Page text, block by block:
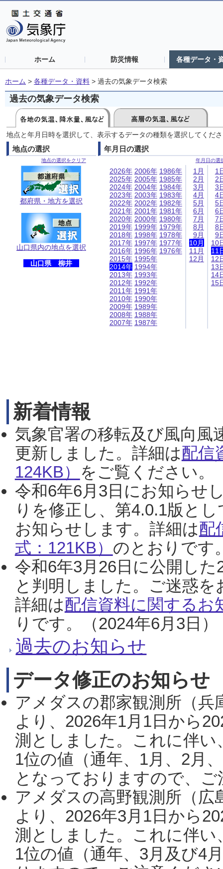
ホーム 防災情報 各種データ・
ホーム > 各種データ・資料 > 過去の気象データ検索
過去の気象データ検索
地点と年月日時を選択して、表示するデータの種類を選択してくだ
地点の選択
地点の選択をクリア
都府県・地方を選択
山口県内の地点を選択
山口県 柳井
年月日の選択
年月日の選
2026年
2025年
2024年
2023年
2022年
2021年
2020年
2019年
2018年
2017年
2016年
2015年
2014年
2013年
2012年
2011年
2010年
2009年
2008年
2007年
2006年
2005年
2004年
2003年
2002年
2001年
2000年
1999年
1998年
1997年
1996年
1995年
1994年
1993年
1992年
1991年
1990年
1989年
1988年
1987年
1986年
1985年
1984年
1983年
1982年
1981年
1980年
1979年
1978年
1977年
1976年
1月
2月
3月
4月
5月
6月
7月
8月
9月
10月
11月
12月
1
2
3
4
5
6
7
8
9
10
11
12
13
14
15
新着情報
気象官署の移転及び風向風
更新しました。詳細は配信
124KB） をご覧ください。
令和6年6月3日にお知らせ
りを修正し、第4.0.1版と
お知らせします。詳細は配
式：121KB） のとおりです
令和6年3月26日に公開し
と判明しました。ご迷惑
詳細は配信資料に関するお
りです。（2024年6月3日）
過去のお知らせ
データ修正のお知らせ
アメダスの郡家観測所（
より、2026年1月1日から
測としました。これに伴い
1位の値（通年、1月、2月
となっておりますので、
アメダスの高野観測所（
より、2026年3月1日から
測としました。これに伴い
1位の値（通年、3月及び4